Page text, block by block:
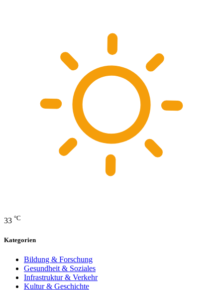
33 °C
Kategorien
Bildung & Forschung
Gesundheit & Soziales
Infrastruktur & Verkehr
Kultur & Geschichte